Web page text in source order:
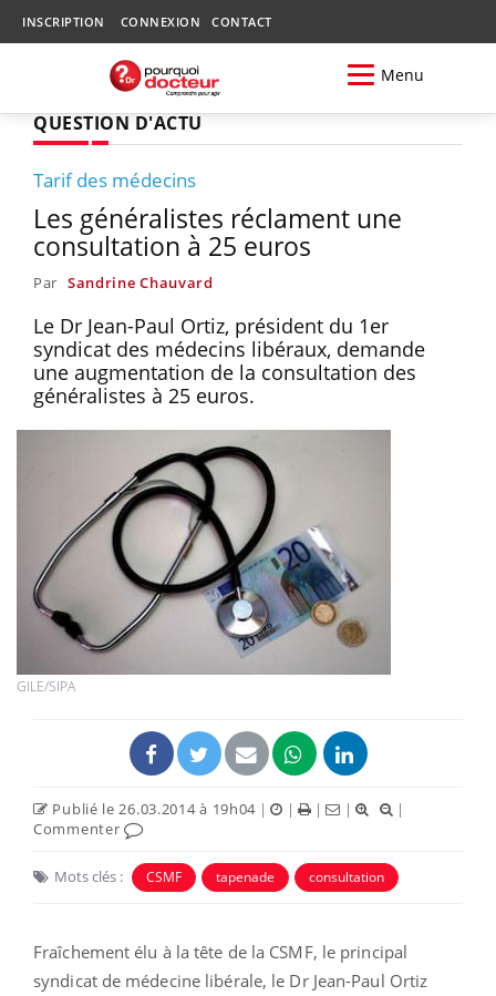
INSCRIPTION CONNEXION CONTACT
Menu
QUESTION D'ACTU
Tarif des médecins
Les généralistes réclament une
consultation à 25 euros
Par Sandrine Chauvard
Le Dr Jean-Paul Ortiz, président du 1er
syndicat des médecins libéraux, demande
une augmentation de la consultation des
généralistes à 25 euros.
GILE/SIPA
Publié le 26.03.2014 à 19h04 | | | |
|
Commenter
Mots clés : CSMF tapenade consultation
Fraîchement élu à la tête de la CSMF, le principal
syndicat de médecine libérale, le Dr Jean-Paul Ortiz